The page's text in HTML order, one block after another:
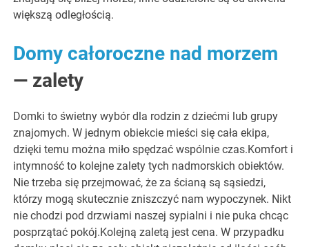
większą odległością.
Domy całoroczne nad morzem
— zalety
Domki to świetny wybór dla rodzin z dziećmi lub grupy
znajomych. W jednym obiekcie mieści się cała ekipa,
dzięki temu można miło spędzać wspólnie czas.Komfort i
intymność to kolejne zalety tych nadmorskich obiektów.
Nie trzeba się przejmować, że za ścianą są sąsiedzi,
którzy mogą skutecznie zniszczyć nam wypoczynek. Nikt
nie chodzi pod drzwiami naszej sypialni i nie puka chcąc
posprzątać pokój.Kolejną zaletą jest cena. W przypadku